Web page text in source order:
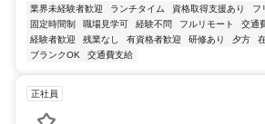
業界未経験者歓迎 ランチタイム 資格取得支援あり フ
固定時間制
職場見学可 経験不問 フルリモート 交通
経験者歓迎
残業なし 有資格者歓迎 研修あり 夕方
ブランクOK
交通費支給
正社員